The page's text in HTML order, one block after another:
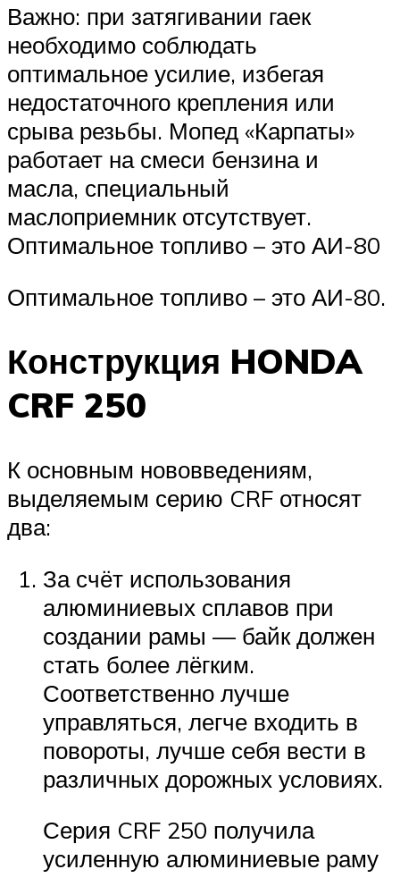
Важно: при затягивании гаек
необходимо соблюдать
оптимальное усилие, избегая
недостаточного крепления или
срыва резьбы. Мопед «Карпаты»
работает на смеси бензина и
масла, специальный
маслоприемник отсутствует.
Оптимальное топливо – это АИ-80
Оптимальное топливо – это АИ-80.
Конструкция HONDA
CRF 250
К основным нововведениям,
выделяемым серию CRF относят
два:
За счёт использования
алюминиевых сплавов при
создании рамы — байк должен
стать более лёгким.
Соответственно лучше
управляться, легче входить в
повороты, лучше себя вести в
различных дорожных условиях.
Серия CRF 250 получила
усиленную алюминиевые раму